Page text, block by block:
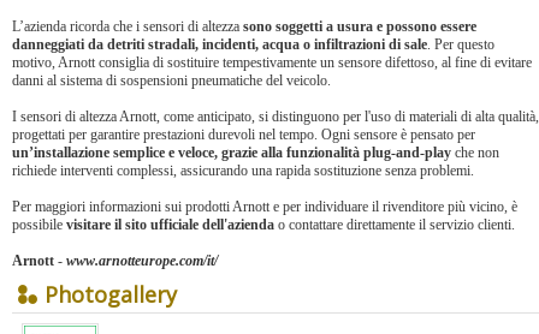
L’azienda ricorda che i sensori di altezza sono soggetti a usura e possono essere
danneggiati da detriti stradali, incidenti, acqua o infiltrazioni di sale. Per questo
motivo, Arnott consiglia di sostituire tempestivamente un sensore difettoso, al fine di evitare
danni al sistema di sospensioni pneumatiche del veicolo.
I sensori di altezza Arnott, come anticipato, si distinguono per l'uso di materiali di alta qualità,
progettati per garantire prestazioni durevoli nel tempo. Ogni sensore è pensato per
un’installazione semplice e veloce, grazie alla funzionalità plug-and-play che non
richiede interventi complessi, assicurando una rapida sostituzione senza problemi.
Per maggiori informazioni sui prodotti Arnott e per individuare il rivenditore più vicino, è
possibile visitare il sito ufficiale dell'azienda o contattare direttamente il servizio clienti.
Arnott - www.arnotteurope.com/it/
Photogallery